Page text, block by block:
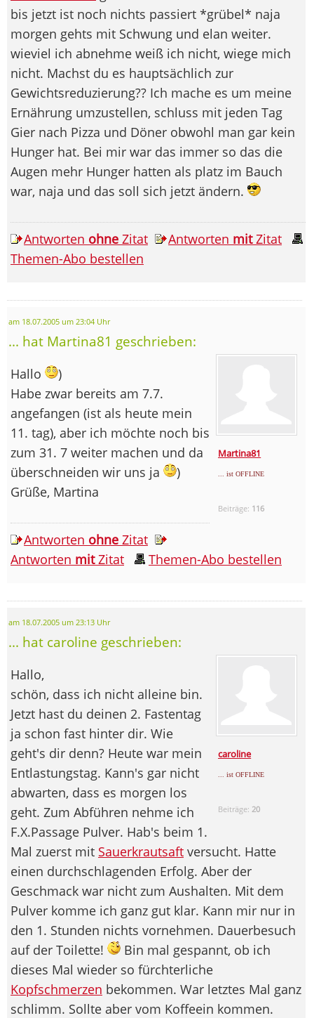
bis jetzt ist noch nichts passiert *grübel* naja
morgen gehts mit Schwung und elan weiter.
wieviel ich abnehme weiß ich nicht, wiege mich
nicht. Machst du es hauptsächlich zur
Gewichtsreduzierung?? Ich mache es um meine
Ernährung umzustellen, schluss mit jeden Tag
Gier nach Pizza und Döner obwohl man gar kein
Hunger hat. Bei mir war das immer so das die
Augen mehr Hunger hatten als platz im Bauch
war, naja und das soll sich jetzt ändern.
Antworten ohne Zitat Antworten mitZitat
Themen-Abo bestellen
am 18.07.2005 um 23:04 Uhr
... hat Martina81 geschrieben:
Martina81
... ist OFFLINE
Beiträge: 116
Hallo
)
Habe zwar bereits am 7.7.
angefangen (ist als heute mein
11. tag), aber ich möchte noch bis
zum 31. 7 weiter machen und da
überschneiden wir uns ja
)
Grüße, Martina
Antworten ohne Zitat
Antworten mitZitat Themen-Abo bestellen
am 18.07.2005 um 23:13 Uhr
... hat caroline geschrieben:
caroline
... ist OFFLINE
Beiträge: 20
Hallo,
schön, dass ich nicht alleine bin.
Jetzt hast du deinen 2. Fastentag
ja schon fast hinter dir. Wie
geht's dir denn? Heute war mein
Entlastungstag. Kann's gar nicht
abwarten, dass es morgen los
geht. Zum Abführen nehme ich
F.X.Passage Pulver. Hab's beim 1.
Mal zuerst mit Sauerkrautsaft versucht. Hatte
einen durchschlagenden Erfolg. Aber der
Geschmack war nicht zum Aushalten. Mit dem
Pulver komme ich ganz gut klar. Kann mir nur in
den 1. Stunden nichts vornehmen. Dauerbesuch
auf der Toilette!
Bin mal gespannt, ob ich
dieses Mal wieder so fürchterliche
Kopfschmerzen bekommen. War letztes Mal ganz
schlimm. Sollte aber vom Koffeein kommen.